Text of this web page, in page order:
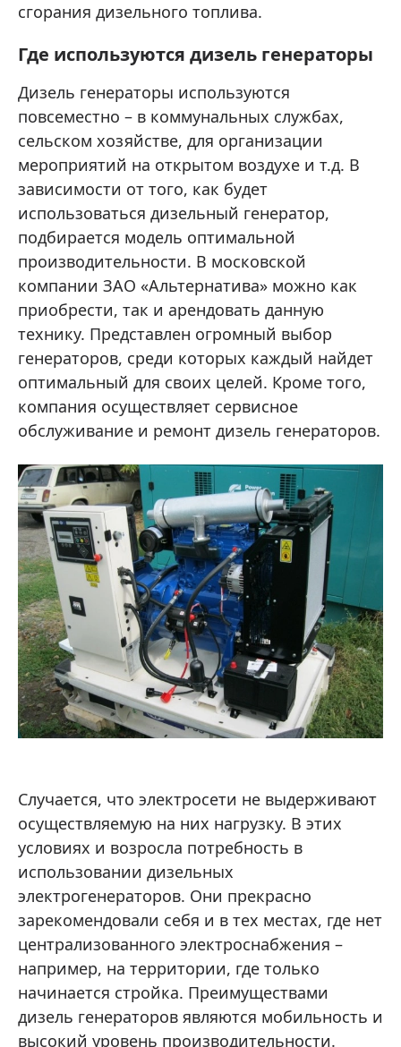
сгорания дизельного топлива.
Где используются дизель генераторы
Дизель генераторы используются
повсеместно – в коммунальных службах,
сельском хозяйстве, для организации
мероприятий на открытом воздухе и т.д. В
зависимости от того, как будет
использоваться дизельный генератор,
подбирается модель оптимальной
производительности. В московской
компании ЗАО «Альтернатива» можно как
приобрести, так и арендовать данную
технику. Представлен огромный выбор
генераторов, среди которых каждый найдет
оптимальный для своих целей. Кроме того,
компания осуществляет сервисное
обслуживание и ремонт дизель генераторов.
Случается, что электросети не выдерживают
осуществляемую на них нагрузку. В этих
условиях и возросла потребность в
использовании дизельных
электрогенераторов. Они прекрасно
зарекомендовали себя и в тех местах, где нет
централизованного электроснабжения –
например, на территории, где только
начинается стройка. Преимуществами
дизель генераторов являются мобильность и
высокий уровень производительности.